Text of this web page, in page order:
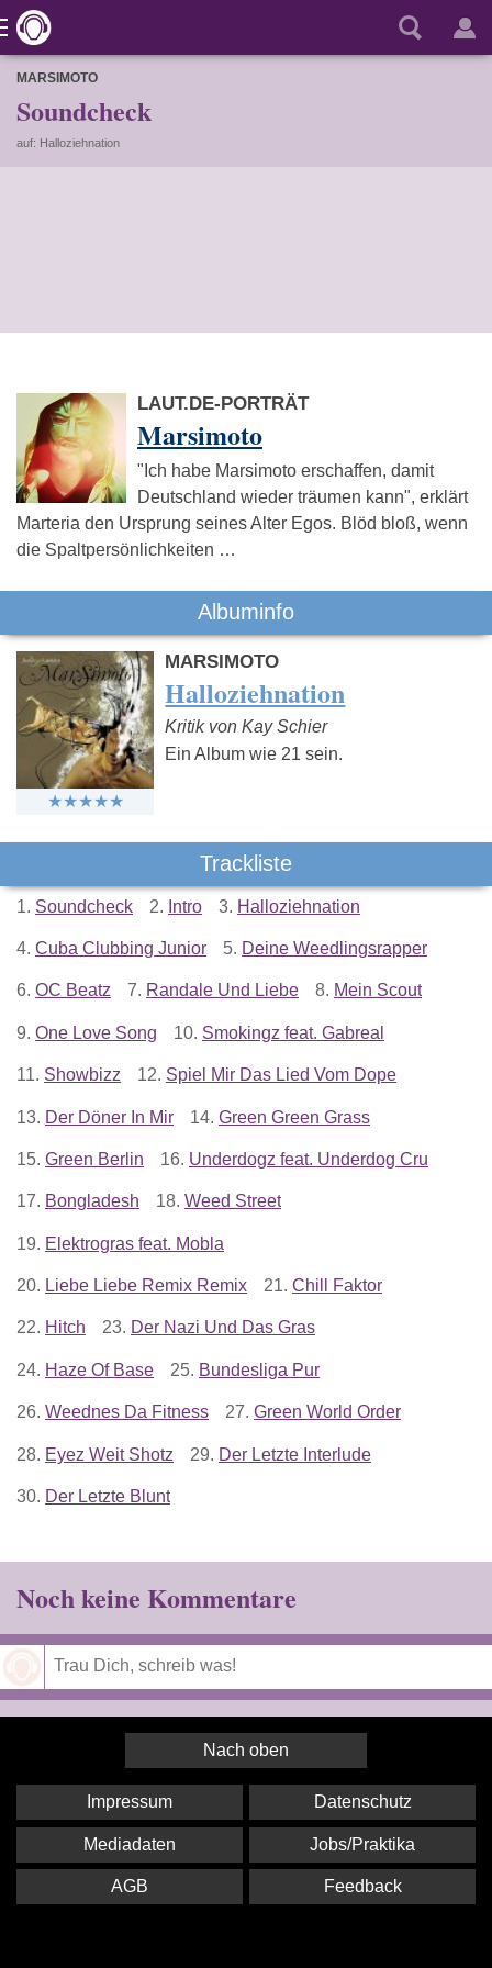
MARSIMOTO
Soundcheck
auf: Halloziehnation
LAUT.DE-PORTRÄT
Marsimoto
"Ich habe Marsimoto erschaffen, damit
Deutschland wieder träumen kann", erklärt
Marteria den Ursprung seines Alter Egos. Blöd bloß, wenn
die Spaltpersönlichkeiten …
Albuminfo
MARSIMOTO
Halloziehnation
Kritik von Kay Schier
Ein Album wie 21 sein.
Trackliste
1. Soundcheck 2. Intro 3. Halloziehnation
4. Cuba Clubbing Junior 5. Deine Weedlingsrapper
6. OC Beatz 7. Randale Und Liebe 8. Mein Scout
9. One Love Song 10. Smokingz feat. Gabreal
11. Showbizz 12. Spiel Mir Das Lied Vom Dope
13. Der Döner In Mir 14. Green Green Grass
15. Green Berlin 16. Underdogz feat. Underdog Cru
17. Bongladesh 18. Weed Street
19. Elektrogras feat. Mobla
20. Liebe Liebe Remix Remix 21. Chill Faktor
22. Hitch 23. Der Nazi Und Das Gras
24. Haze Of Base 25. Bundesliga Pur
26. Weednes Da Fitness 27. Green World Order
28. Eyez Weit Shotz 29. Der Letzte Interlude
30. Der Letzte Blunt
Noch keine Kommentare
Nach oben
Impressum Datenschutz
Mediadaten Jobs/Praktika
AGB Feedback